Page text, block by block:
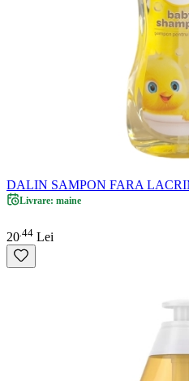
DALIN SAMPON FARA
Livrare: maine
20 44 Lei